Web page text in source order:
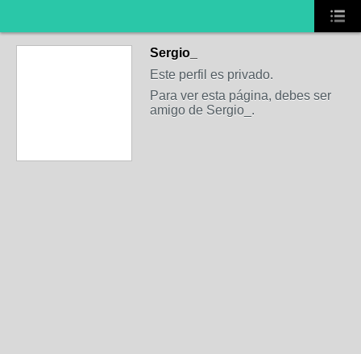
Sergio_
Este perfil es privado.
Para ver esta página, debes ser
amigo de Sergio_.